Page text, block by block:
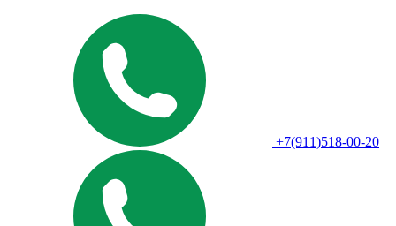
+7(911)518-00-20